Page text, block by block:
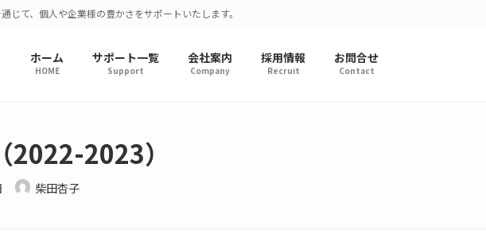
て、個人や企業様の豊かさをサポートいたします。
ホーム
HOME
サポート一覧
Support
会社案内
Company
採用情報
Recruit
お問合せ
Contact
2023）
柴田杏子